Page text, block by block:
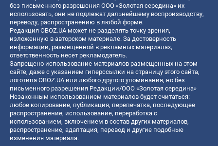
без письменного разрешения ООО «Золотая середина» их
использовать, они не подлежат дальнейшему воспроизводству,
переводу, распространению в любой форме.
Редакция OBOZ.UA может не разделять точку зрения,
изложенную в авторском материале. За достоверность
информации, размещенной в рекламных материалах,
ответственность несет рекламодатель.
Запрещено использование материалов размещенных на этом
сайте, даже с указанием гиперссылки на страницу этого сайта,
логотипа OBOZ.UA или любого другого упоминания, но без
письменного разрешения Редакции/ООО «Золотая середина»
Незаконным использованием материалов будет считаться:
любое копирование, публикация, перепечатка, последующее
распространение, использование, переработка с
использованием, включением в состав других материалов,
распространение, адаптация, перевод и другие подобные
изменения материала.